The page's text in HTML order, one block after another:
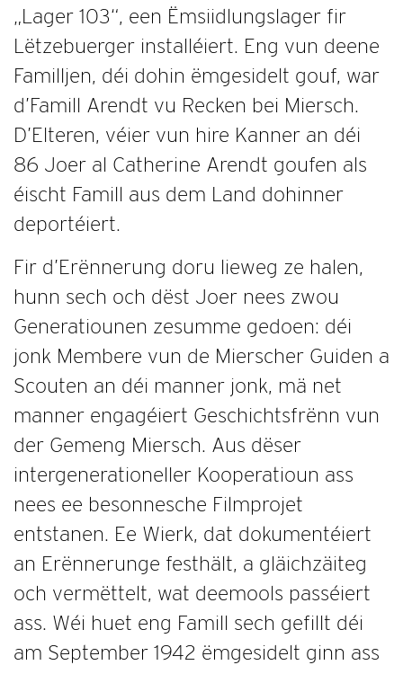
„Lager 103“, een Ëmsiidlungslager fir
Lëtzebuerger installéiert. Eng vun deene
Familljen, déi dohin ëmgesidelt gouf, war
d’Famill Arendt vu Recken bei Miersch.
D’Elteren, véier vun hire Kanner an déi
86 Joer al Catherine Arendt goufen als
éischt Famill aus dem Land dohinner
deportéiert.
Fir d’Erënnerung doru lieweg ze halen,
hunn sech och dëst Joer nees zwou
Generatiounen zesumme gedoen: déi
jonk Membere vun de Mierscher Guiden a
Scouten an déi manner jonk, mä net
manner engagéiert Geschichtsfrënn vun
der Gemeng Miersch. Aus dëser
intergenerationeller Kooperatioun ass
nees ee besonnesche Filmprojet
entstanen. Ee Wierk, dat dokumentéiert
an Erënnerunge festhält, a gläichzäiteg
och vermëttelt, wat deemools passéiert
ass. Wéi huet eng Famill sech gefillt déi
am September 1942 ëmgesidelt ginn ass